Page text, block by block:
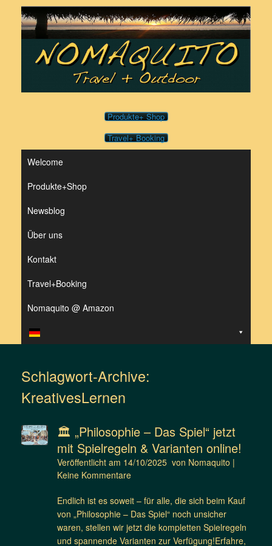
springen
Produkte+ Shop
Travel+ Booking
Welcome
Produkte+Shop
Newsblog
Über uns
Kontakt
Travel+Booking
Nomaquito @ Amazon
Schlagwort-Archive:
KreativesLernen
🏛️ „Philosophie – Das Spiel“ jetzt
mit Spielregeln & Varianten online!
Veröffentlicht am 14/10/2025 von Nomaquito |
Keine Kommentare
Endlich ist es soweit – für alle, die sich beim Kauf
von „Philosophie – Das Spiel“ noch unsicher
waren, stellen wir jetzt die kompletten Spielregeln
und spannende Varianten zur Verfügung!Erfahre,